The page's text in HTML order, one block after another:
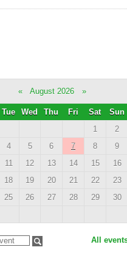
« August 2026 »
Tue Wed Thu Fri Sat
Sun
1
2
4 5 6 7 8
9
11 12 13 14 15
16
18 19 20 21 22
23
25 26 27 28 29
30
All